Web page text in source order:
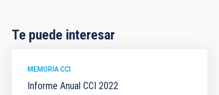
Te puede interesar
MEMORIA CCI
Informe Anual CCI 2022